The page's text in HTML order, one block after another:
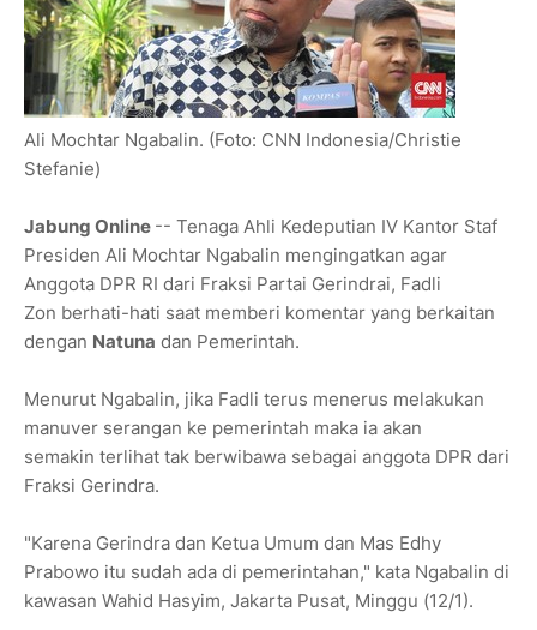
Ali Mochtar Ngabalin. (Foto: CNN Indonesia/Christie
Stefanie)
Jabung Online -- Tenaga Ahli Kedeputian IV Kantor Staf
Presiden Ali Mochtar Ngabalin mengingatkan agar
Anggota DPR RI dari Fraksi Partai Gerindrai, Fadli
Zon berhati-hati saat memberi komentar yang berkaitan
dengan Natuna dan Pemerintah.
Menurut Ngabalin, jika Fadli terus menerus melakukan
manuver serangan ke pemerintah maka ia akan
semakin terlihat tak berwibawa sebagai anggota DPR dari
Fraksi Gerindra.
"Karena Gerindra dan Ketua Umum dan Mas Edhy
Prabowo itu sudah ada di pemerintahan," kata Ngabalin di
kawasan Wahid Hasyim, Jakarta Pusat, Minggu (12/1).